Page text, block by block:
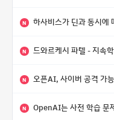
N 하사비스가 딘과 동시에
N 드와르케시 파텔 - 지속
N 오픈AI, 사이버 공격 가능성
N OpenAI는 사전 학습 문제를 해결했으며,